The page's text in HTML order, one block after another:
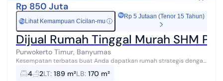
Rp 850 Juta
Rp Lihat Kemampuan Cicilan-mu ⓘ
Rp 5 Jutaan (Tenor 15 Tahun)
Dijual Rumah Tinggal Murah SHM
Purwokerto Timur, Banyumas
Kesempatan terbatas buat Anda dapatkan rumah strategis dengan
return investasi tinggi di Purwokerto Timur, Banyumas. Rumah ini
menawarkan lokasi y...
4 2LT: 189 m²LB: 170 m²